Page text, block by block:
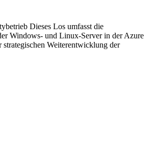
Dieses Los umfasst die
Windows- und Linux-Server in der Azure
Weiterentwicklung der